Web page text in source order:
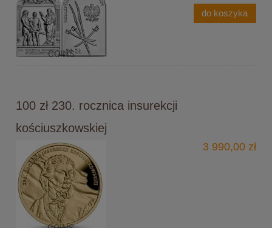
do koszyka
100 zł 230. rocznica insurekcji
kościuszkowskiej
3 990,00 zł